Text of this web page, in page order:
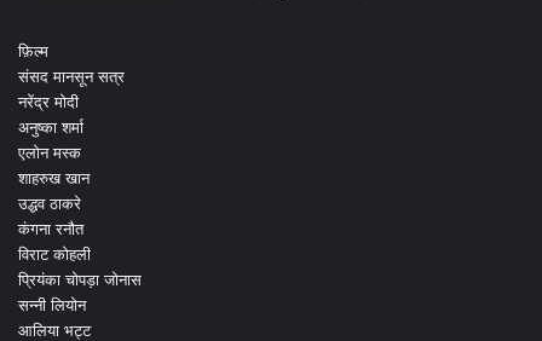
फ़िल्म
संसद मानसून सत्र
नरेंद्र मोदी
अनुष्का शर्मा
एलोन मस्क
शाहरुख खान
उद्धव ठाकरे
कंगना रनौत
विराट कोहली
प्रियंका चोपड़ा जोनास
सन्नी लियोन
आलिया भट्ट